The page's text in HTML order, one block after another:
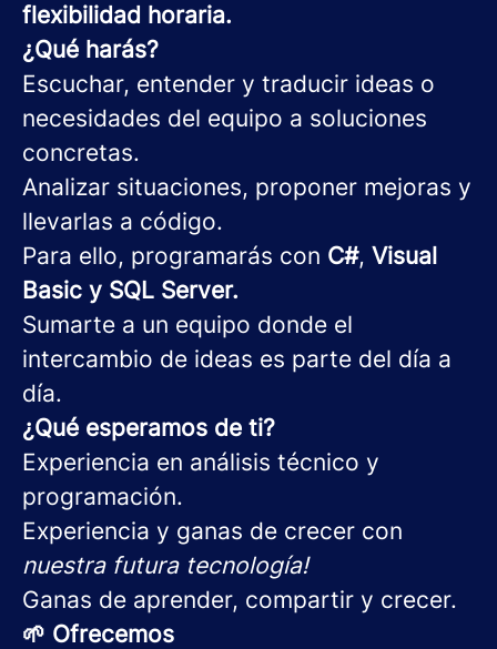
flexibilidad horaria.
¿Qué harás?
Escuchar, entender y traducir ideas o
necesidades del equipo a soluciones
concretas.
Analizar situaciones, proponer mejoras y
llevarlas a código.
Para ello, programarás con C#, Visual
Basic y SQL Server.
Sumarte a un equipo donde el
intercambio de ideas es parte del día a
día.
¿Qué esperamos de ti?
Experiencia en análisis técnico y
programación.
Experiencia y ganas de crecer con
nuestra futura tecnología!
Ganas de aprender, compartir y crecer.
🌱 Ofrecemos